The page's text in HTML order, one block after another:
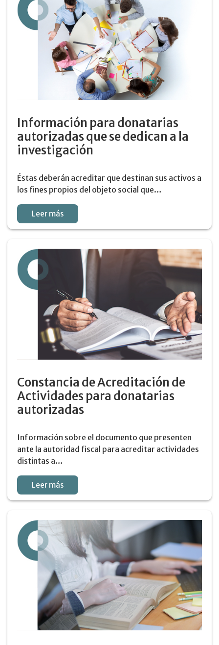
Información para donatarias
autorizadas que se dedican a la
investigación
Éstas deberán acreditar que destinan sus activos a
los fines propios del objeto social que…
Leer más
Constancia de Acreditación de
Actividades para donatarias
autorizadas
Información sobre el documento que presenten
ante la autoridad fiscal para acreditar actividades
distintas a…
Leer más